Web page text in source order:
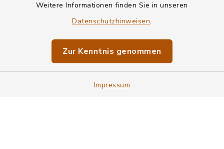
Weitere Informationen finden Sie in unseren
Datenschutzhinweisen.
Zur Kenntnis genommen
Impressum
Informationspflichten
Impressum
Sitemap